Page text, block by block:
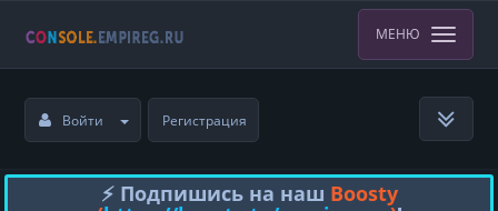
МЕНЮ
Войти Регистрация
⚡️ Подпишись на наш Boosty